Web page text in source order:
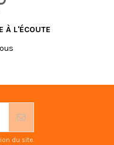
À L'ÉCOUTE
du site.